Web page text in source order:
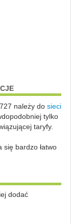
należy do sieci
tylko
taryfy.
bardzo łatwo
dodać